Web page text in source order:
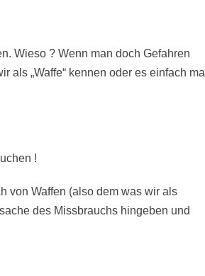
Wieso ? Wenn man doch Gefahren
als „Waffe“ kennen oder es einfach mal
!
von Waffen (also dem was wir als
des Missbrauchs hingeben und